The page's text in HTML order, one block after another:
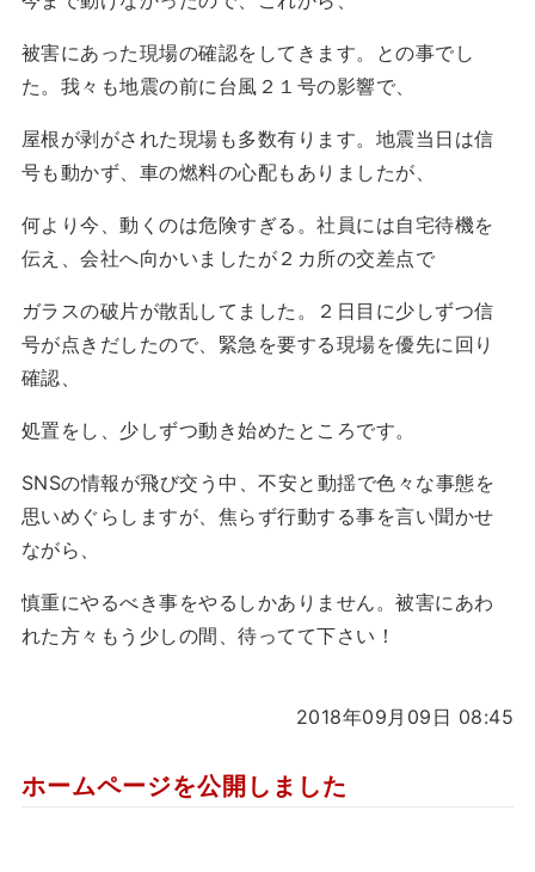
被害にあった現場の確認をしてきます。との事でし
た。我々も地震の前に台風２１号の影響で、
屋根が剥がされた現場も多数有ります。地震当日は信
号も動かず、車の燃料の心配もありましたが、
何より今、動くのは危険すぎる。社員には自宅待機を
伝え、会社へ向かいましたが２カ所の交差点で
ガラスの破片が散乱してました。２日目に少しずつ信
号が点きだしたので、緊急を要する現場を優先に回り
確認、
処置をし、少しずつ動き始めたところです。
SNSの情報が飛び交う中、不安と動揺で色々な事態を
思いめぐらしますが、焦らず行動する事を言い聞かせ
ながら、
慎重にやるべき事をやるしかありません。被害にあわ
れた方々もう少しの間、待ってて下さい！
2018年09月09日 08:45
ホームページを公開しました